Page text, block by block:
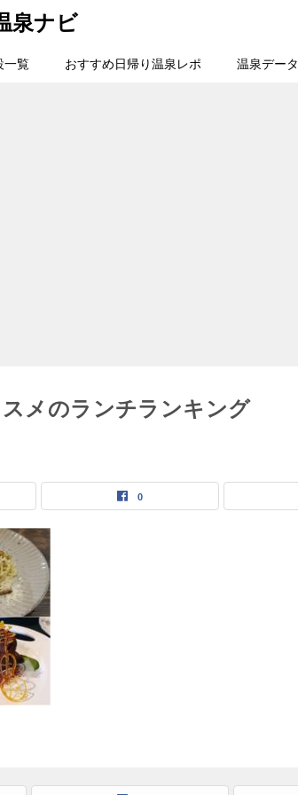
泉ナビ
一覧 おすすめ日帰り温泉レポ 温泉データ
メのランチランキング
0